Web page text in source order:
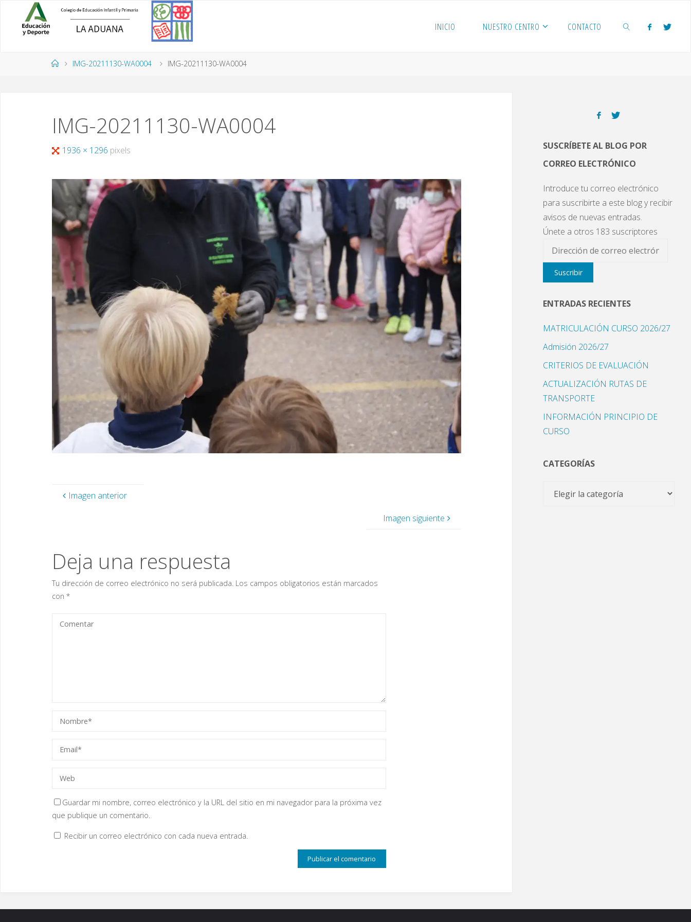
contenido
INICIO NUESTRO CENTRO CONTACTO
PáginaIMG-20211130-WA0004 IMG-20211130-WA0004
IMG-20211130-WA0004
Tamaño
1936 × 1296 pixels
Imagen anterior
Imagen siguiente
Deja una respuesta
Tu dirección de correo electrónico no será publicada. Los campos obligatorios están marcados
con *
Guardar mi nombre, correo electrónico y la URL del sitio en mi navegador para la próxima vez
que publique un comentario.
Recibir un correo electrónico con cada nueva entrada.
SUSCRÍBETE AL BLOG POR
CORREO ELECTRÓNICO
Introduce tu correo electrónico
para suscribirte a este blog y recibir
avisos de nuevas entradas.
Únete a otros 183 suscriptores
Dirección
de
correo
Suscribir
ENTRADAS RECIENTES
MATRICULACIÓN CURSO 2026/27
Admisión 2026/27
CRITERIOS DE EVALUACIÓN
ACTUALIZACIÓN RUTAS DE
TRANSPORTE
INFORMACIÓN PRINCIPIO DE
CURSO
CATEGORÍAS
Categorías